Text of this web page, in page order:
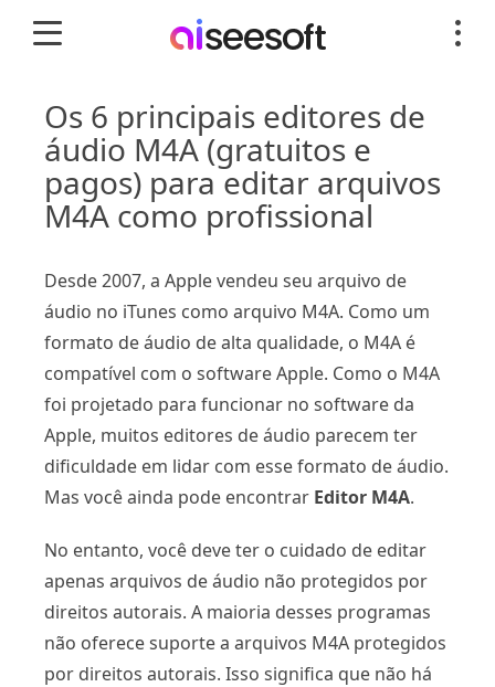
Os 6 principais editores de
áudio M4A (gratuitos e
pagos) para editar arquivos
M4A como profissional
Desde 2007, a Apple vendeu seu arquivo de
áudio no iTunes como arquivo M4A. Como um
formato de áudio de alta qualidade, o M4A é
compatível com o software Apple. Como o M4A
foi projetado para funcionar no software da
Apple, muitos editores de áudio parecem ter
dificuldade em lidar com esse formato de áudio.
Mas você ainda pode encontrar Editor M4A.
No entanto, você deve ter o cuidado de editar
apenas arquivos de áudio não protegidos por
direitos autorais. A maioria desses programas
não oferece suporte a arquivos M4A protegidos
por direitos autorais. Isso significa que não há